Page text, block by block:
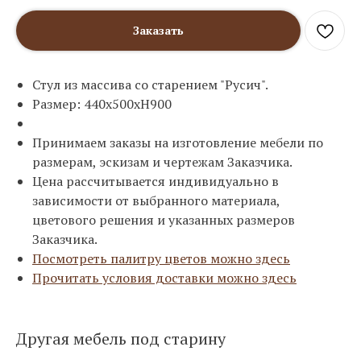
Заказать
Стул из массива со старением "Русич".
Размер: 440х500хН900
Принимаем заказы на изготовление мебели по
размерам, эскизам и чертежам Заказчика.
Цена рассчитывается индивидуально в
зависимости от выбранного материала,
цветового решения и указанных размеров
Заказчика.
Посмотреть палитру цветов можно здесь
Прочитать условия доставки можно здесь
Другая мебель под старину